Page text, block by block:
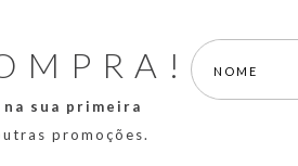
sua primeira
promoções.